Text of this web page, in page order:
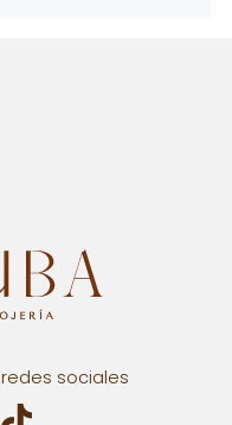
sociales